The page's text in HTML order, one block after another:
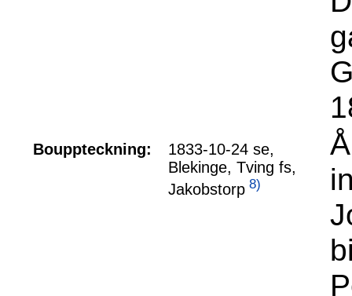
Bouppteckning:
1833-10-24 se,
Blekinge, Tving fs,
Jakobstorp 8)